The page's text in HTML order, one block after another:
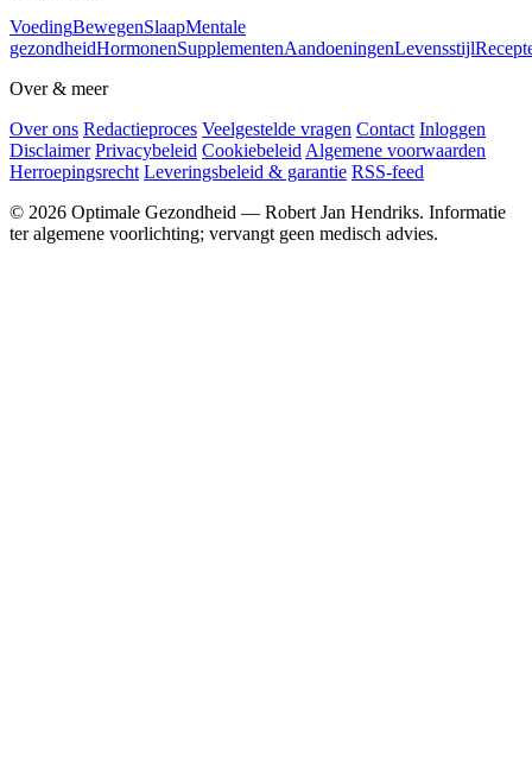
VoedingBewegenSlaapMentale
gezondheidHormonenSupplementenAandoeningenLevensstijl
Over & meer
Over ons Redactieproces Veelgestelde vragen Contact Inloggen
Disclaimer Privacybeleid Cookiebeleid Algemene voorwaarden
Herroepingsrecht Leveringsbeleid & garantie RSS-feed
© 2026 Optimale Gezondheid — Robert Jan Hendriks. Informatie
ter algemene voorlichting; vervangt geen medisch advies.